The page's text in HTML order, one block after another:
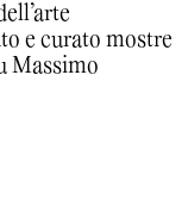
e curato mostre
Massimo